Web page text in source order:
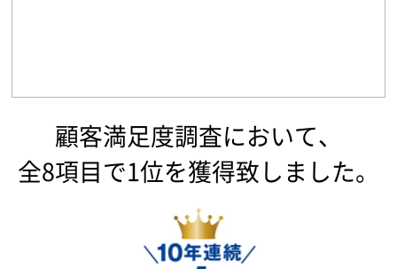
顧客満足度調査において、
全8項目で1位を獲得致しました。